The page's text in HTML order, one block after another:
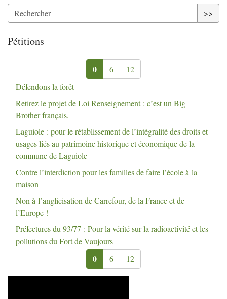
>>
Pétitions
0 6
12
Défendons la forêt
Retirez le projet de Loi Renseignement : c’est un Big
Brother français.
Laguiole : pour le rétablissement de l’intégralité des droits et
usages liés au patrimoine historique et économique de la
commune de Laguiole
Contre l’interdiction pour les familles de faire l’école à la
maison
Non à l’anglicisation de Carrefour, de la France et de
l’Europe !
Préfectures du 93/77 : Pour la vérité sur la radioactivité et les
pollutions du Fort de Vaujours
0 6 12